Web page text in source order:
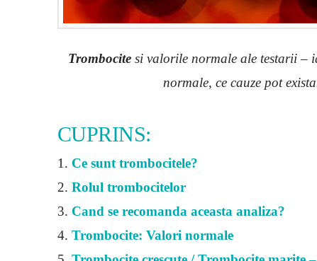
Trombocitesi valorile normale ale testarii –
normale, ce cauze pot
CUPRINS:
1. Ce sunt trombocitele?
2. Rolul trombocitelor
3. Cand se recomanda aceasta analiza?
4. Trombocite: Valori normale